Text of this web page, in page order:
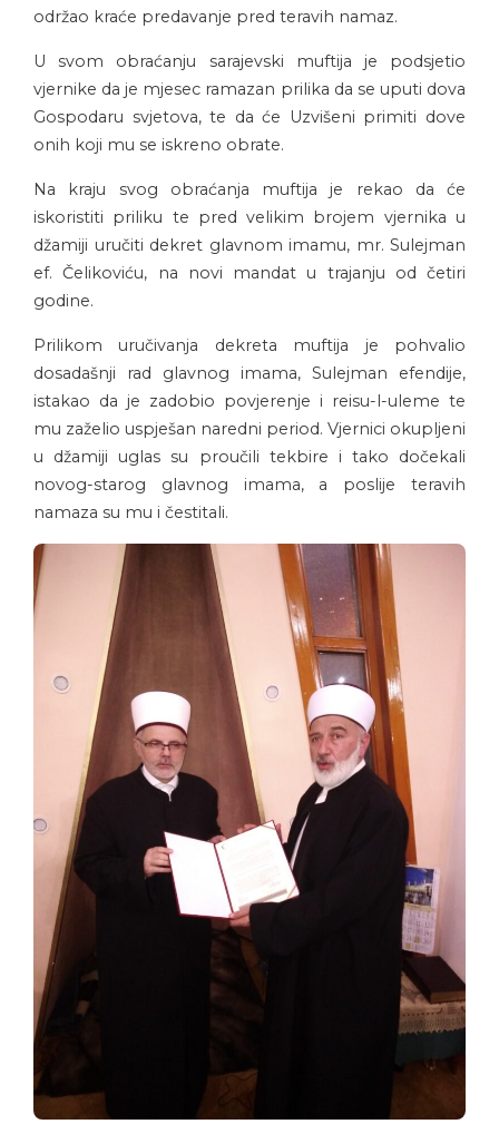
održao kraće predavanje pred teravih namaz.
U svom obraćanju sarajevski muftija je podsjetio
vjernike da je mjesec ramazan prilika da se uputi dova
Gospodaru svjetova, te da će Uzvišeni primiti dove
onih koji mu se iskreno obrate.
Na kraju svog obraćanja muftija je rekao da će
iskoristiti priliku te pred velikim brojem vjernika u
džamiji uručiti dekret glavnom imamu, mr. Sulejman
ef. Čelikoviću, na novi mandat u trajanju od četiri
godine.
Prilikom uručivanja dekreta muftija je pohvalio
dosadašnji rad glavnog imama, Sulejman efendije,
istakao da je zadobio povjerenje i reisu-l-uleme te
mu zaželio uspješan naredni period. Vjernici okupljeni
u džamiji uglas su proučili tekbire i tako dočekali
novog-starog glavnog imama, a poslije teravih
namaza su mu i čestitali.